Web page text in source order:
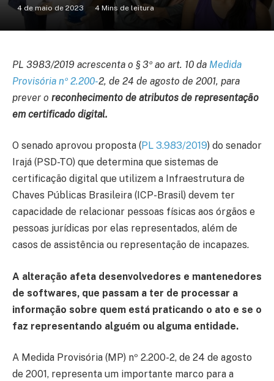
4 de maio de 2023 4 Mins de leitura
PL 3983/2019 acrescenta o § 3º ao art. 10 da Medida
Provisória nº 2.200-2, de 24 de agosto de 2001, para
prever o reconhecimento de atributos de representação
em certificado digital.
O senado aprovou proposta (PL 3.983/2019) do senador
Irajá (PSD-TO) que determina que sistemas de
certificação digital que utilizem a Infraestrutura de
Chaves Públicas Brasileira (ICP-Brasil) devem ter
capacidade de relacionar pessoas físicas aos órgãos e
pessoas jurídicas por elas representados, além de
casos de assistência ou representação de incapazes.
A alteração afeta desenvolvedores e mantenedores
de softwares, que passam a ter de processar a
informação sobre quem está praticando o ato e se o
faz representando alguém ou alguma entidade.
A Medida Provisória (MP) nº 2.200-2, de 24 de agosto
de 2001, representa um importante marco para a